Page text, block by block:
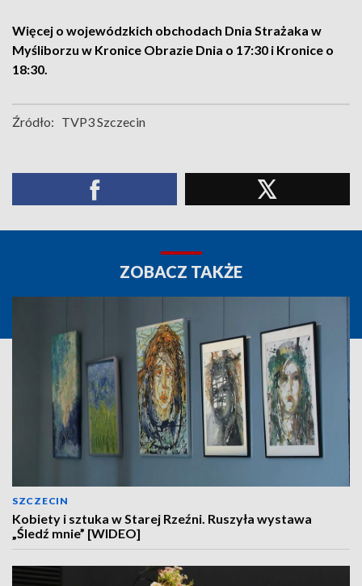
Więcej o wojewódzkich obchodach Dnia Strażaka w
Myśliborzu w Kronice Obrazie Dnia o 17:30 i Kronice o
18:30.
Źródło: TVP3 Szczecin
ZOBACZ TAKŻE
SZCZECIN
Kobiety i sztuka w Starej Rzeźni. Ruszyła wystawa
„Śledź mnie” [WIDEO]